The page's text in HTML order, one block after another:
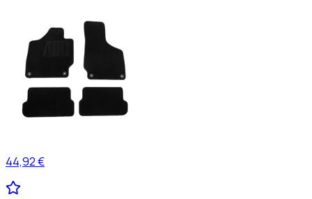
44,92 €